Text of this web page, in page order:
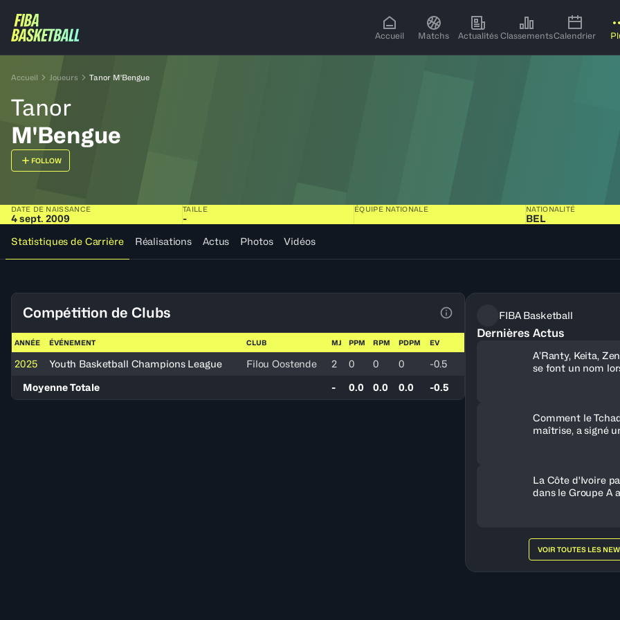
Accueil Matchs Actualités ClassementsCalendrier
Accueil Joueurs Tanor M'Bengue
Tanor
M'Bengue
FOLLOW
DATE DE NAISSANCE
4 sept. 2009
TAILLE
-
ÉQUIPE NATIONALE NATIONALITÉ
BEL
Statistiques de Carrière
Réalisations Actus Photos Vidéos
Compétition de Clubs
Voir la Légende du Tableau
ANNÉE ÉVÉNEMENT CLUB MJ PPM RPM PDPM EV
2025 Youth Basketball Champions League Filou Oostende 2 0 0 0
-0.5
Moyenne Totale
- 0.0 0.0 0.0 -0.5
FIBA Basketball
Dernières Actus
A’Ranty, Keita,
se font un nom
Comment le
maîtrise, a signé
La Côte d'Ivoire
dans le Groupe A
VOIR TOUTES LES